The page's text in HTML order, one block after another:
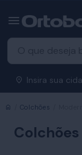
Insira sua
Início
Colchões